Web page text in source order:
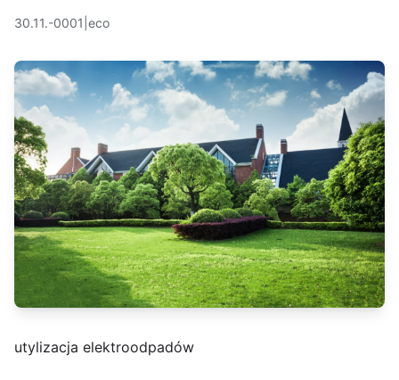
30.11.-0001 eco
utylizacja elektroodpadów